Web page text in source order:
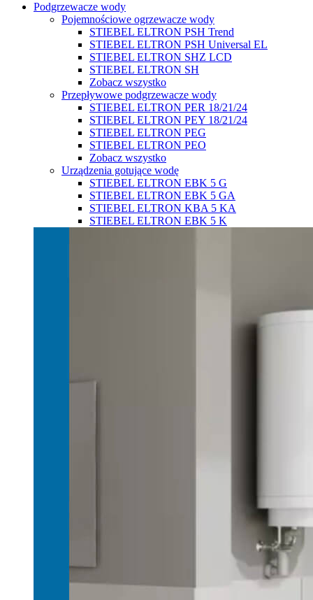
Podgrzewacze wody
Pojemnościowe ogrzewacze wody
STIEBEL ELTRON PSH Trend
STIEBEL ELTRON PSH Universal EL
STIEBEL ELTRON SHZ LCD
STIEBEL ELTRON SH
Zobacz wszystko
Przepływowe podgrzewacze wody
STIEBEL ELTRON PER 18/21/24
STIEBEL ELTRON PEY 18/21/24
STIEBEL ELTRON PEG
STIEBEL ELTRON PEO
Zobacz wszystko
Urządzenia gotujące wodę
STIEBEL ELTRON EBK 5 G
STIEBEL ELTRON EBK 5 GA
STIEBEL ELTRON KBA 5 KA
STIEBEL ELTRON EBK 5 K